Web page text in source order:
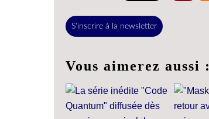
S'inscrire à la newsletter
Vous aimerez aussi :